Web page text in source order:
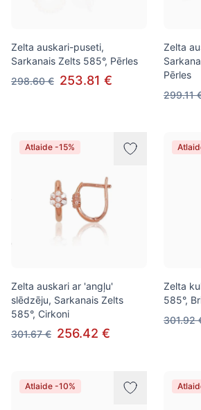
Zelta auskari-puseti,
Sarkanais Zelts 585°, Pērles
298.60 € 253.81 €
Zelta
Pērles
299.11
Atlaide -15%
Zelta auskari ar 'angļu'
slēdzēju, Sarkanais Zelts
585°, Cirkoni
301.67 € 256.42 €
Zelta
585°,
301.92
Atlaide -10%